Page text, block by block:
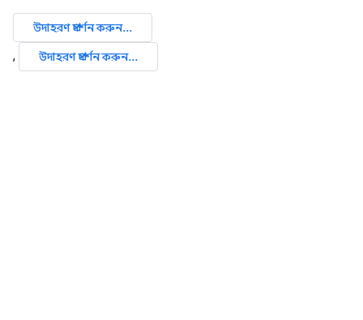
উদাহরণ প্রদর্শন করুন...
, উদাহরণ প্রদর্শন করুন...